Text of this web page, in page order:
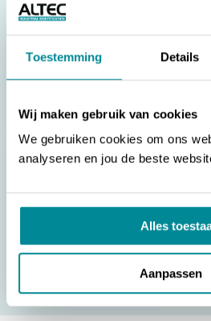
Toestemming Details
Wij maken gebruik van cookies
We gebruiken cookies om ons
analyseren en jou de beste
Alles
Aanpassen
beschermlaminaat
kabels met een hoge diameter
Beschermlaminaat voor
Beschermlaminaat voor